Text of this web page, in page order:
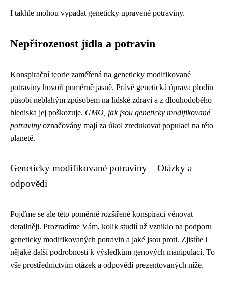
I takhle mohou vypadat geneticky upravené potraviny.
Nepřirozenost jídla a potravin
Konspirační teorie zaměřená na geneticky modifikované
potraviny hovoří poměrně jasně. Právě genetická úprava plodin
působí neblahým způsobem na lidské zdraví a z dlouhodobého
hlediska jej poškozuje. GMO, jak jsou geneticky modifikované
potraviny označovány mají za úkol zredukovat populaci na této
planetě.
Geneticky modifikované potraviny – Otázky a
odpovědi
Pojďme se ale této poměrně rozšířené konspiraci věnovat
detailněji. Prozradíme Vám, kolik studií už vzniklo na podporu
geneticky modifikovaných potravin a jaké jsou proti. Zjistíte i
nějaké další podrobnosti k výsledkům genových manipulací. To
vše prostřednictvím otázek a odpovědí prezentovaných níže.